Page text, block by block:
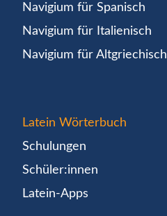
Navigium für Spanisch
Navigium für Italienisch
Navigium für Altgriechisch
Latein Wörterbuch
Schulungen
Schüler:innen
Latein-Apps